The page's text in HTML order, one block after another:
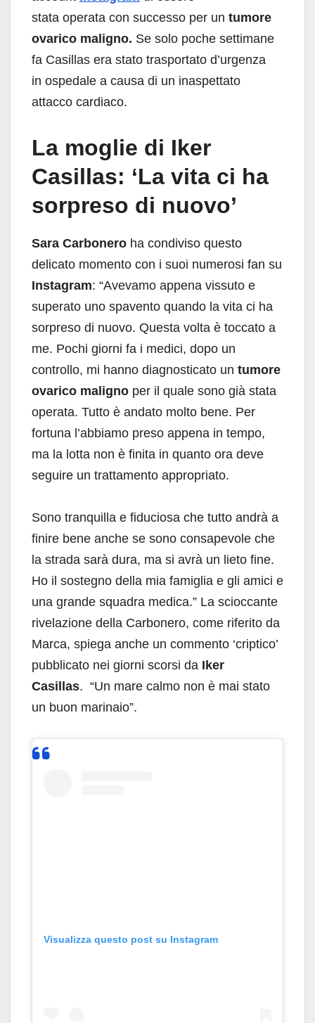
stata operata con successo per un tumore
ovarico maligno. Se solo poche settimane
fa Casillas era stato trasportato d’urgenza
in ospedale a causa di un inaspettato
attacco cardiaco.
La moglie di Iker
Casillas: ‘La vita ci ha
sorpreso di nuovo’
Sara Carbonero ha condiviso questo
delicato momento con i suoi numerosi fan su
Instagram: “Avevamo appena vissuto e
superato uno spavento quando la vita ci ha
sorpreso di nuovo. Questa volta è toccato a
me. Pochi giorni fa i medici, dopo un
controllo, mi hanno diagnosticato un tumore
ovarico maligno per il quale sono già stata
operata. Tutto è andato molto bene. Per
fortuna l’abbiamo preso appena in tempo,
ma la lotta non è finita in quanto ora deve
seguire un trattamento appropriato.
Sono tranquilla e fiduciosa che tutto andrà a
finire bene anche se sono consapevole che
la strada sarà dura, ma si avrà un lieto fine.
Ho il sostegno della mia famiglia e gli amici e
una grande squadra medica.” La scioccante
rivelazione della Carbonero, come riferito da
Marca, spiega anche un commento ‘criptico’
pubblicato nei giorni scorsi da Iker
Casillas. “Un mare calmo non è mai stato
un buon marinaio”.
Visualizza questo post su Instagram